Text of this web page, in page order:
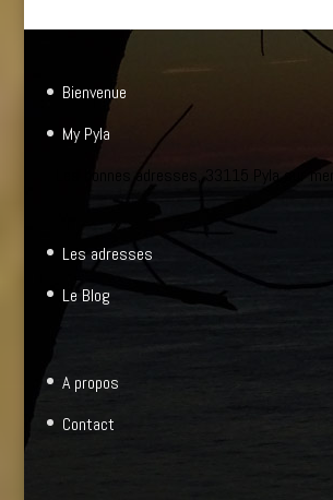
Bienvenue
My Pyla
Les bonnes adresses, 33115 Pyla sur mer
Les adresses
Le Blog
A propos
Contact